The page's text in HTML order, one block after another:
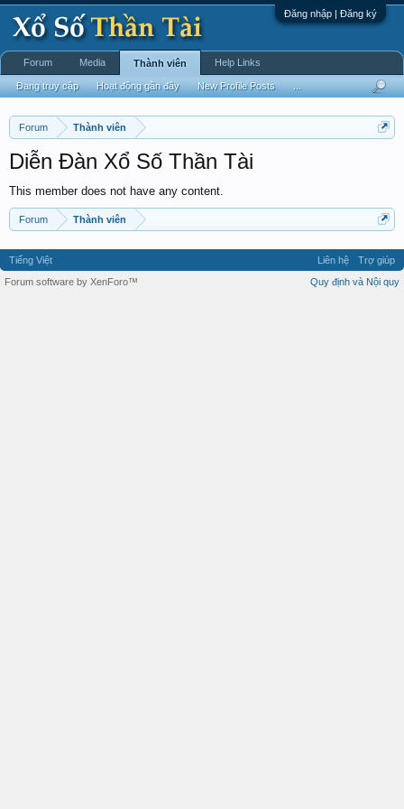
Đăng nhập | Đăng ký
Forum Thành viên
Diễn Đàn Xổ Số Thần Tài
This member does not have any content.
Forum Thành viên
Forum Media Thành viên
Đang truy cập Hoạt động gần đây New Profile Posts
Help Links
Tiếng Việt Liên hệ
Trợ giúp
Quy định và Nội quy
Forum software by XenForo™